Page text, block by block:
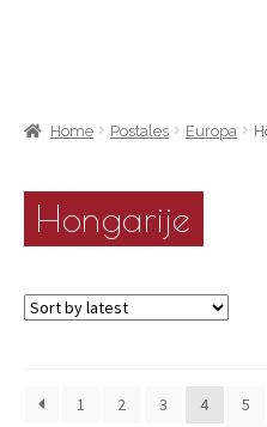
Home Postales Europa
Hongarije
1 2 3 4 5